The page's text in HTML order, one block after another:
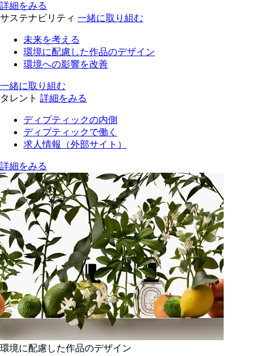
詳細をみる
サステナビリティ 一緒に取り組む
未来を考える
環境に配慮した作品のデザイン
環境への影響を改善
一緒に取り組む
タレント 詳細をみる
ディプティックの内側
ディプティックで働く
求人情報（外部サイト）
詳細をみる
環境に配慮した作品のデザイン